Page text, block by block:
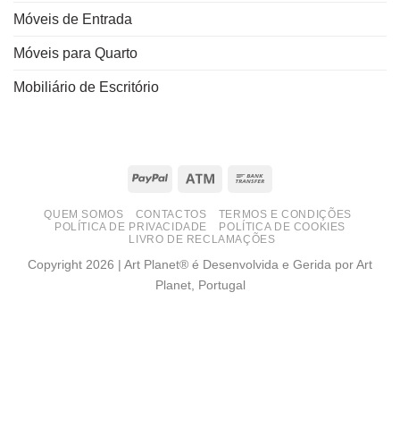
Móveis de Entrada
Móveis para Quarto
Mobiliário de Escritório
PayPal Atm
QUEM SOMOS CONTACTOS
TERMOS E CONDIÇÕES
POLÍTICA DE PRIVACIDADE
POLÍTICA DE COOKIES
LIVRO DE RECLAMAÇÕES
Copyright 2026 | Art Planet® é Desenvolvida e Gerida por Art
Planet, Portugal